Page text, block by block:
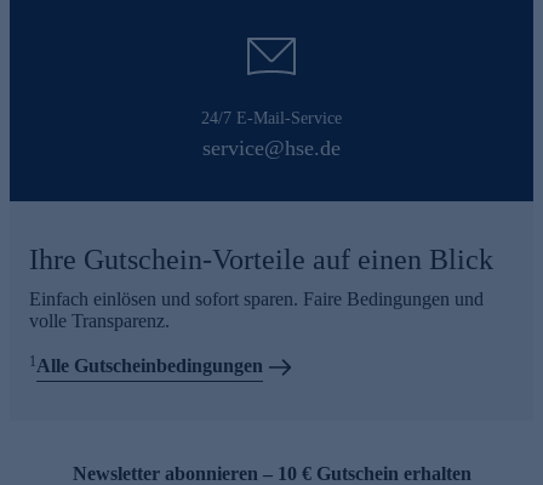
24/7 E-Mail-Service
service@hse.de
Ihre Gutschein-Vorteile auf einen Blick
Einfach einlösen und sofort sparen. Faire Bedingungen und
volle Transparenz.
1Alle Gutscheinbedingungen
Newsletter abonnieren – 10 € Gutschein erhalten